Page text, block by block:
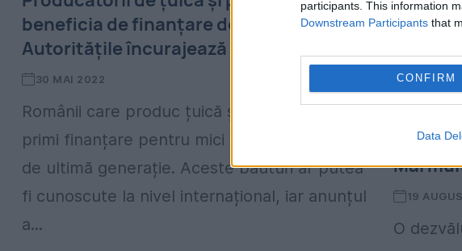
participants. This information
Downstream Participants that
CONFIRM
Data
beneficia de finanțare de la Guvern.
Autoritățile încurajează acest domeniu
30 MAI 2022
Românii care produc țuică și pălinca ar putea
primi finanțare pentru mici fabrici cu utilaje
de ultimă generație. Aceste băuturi ar putea
fi cunoscute la nivel internațional, iar anunțul
a...
Mai
19
O